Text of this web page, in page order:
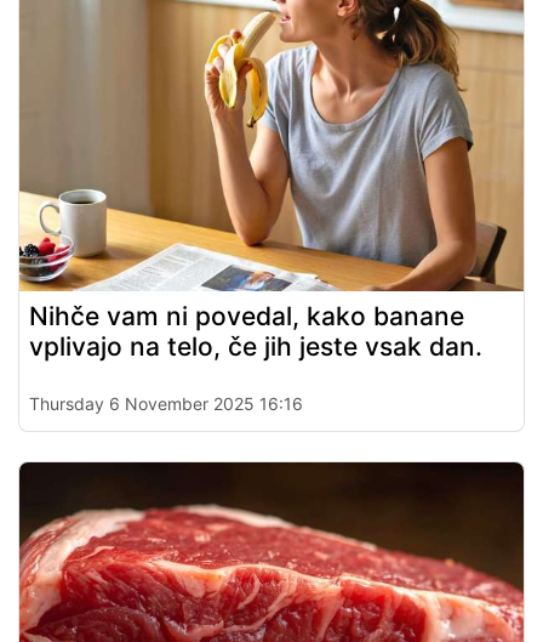
Nihče vam ni povedal, kako banane
vplivajo na telo, če jih jeste vsak dan.
Thursday 6 November 2025 16:16